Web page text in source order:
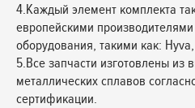
4.Каждый элемент комплекта
европейскими
оборудования, такими как:
5.Все запчасти изготовлены из
металлических сплавов
сертификации.